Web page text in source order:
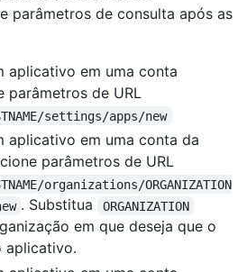
parâmetros de consulta após as
aplicativo em uma conta
parâmetros de URL
settings/apps/new
aplicativo em uma conta da
parâmetros de URL
organizations/ORGANIZATION
. Substitua ORGANIZATION
em que deseja que o
aplicativo.